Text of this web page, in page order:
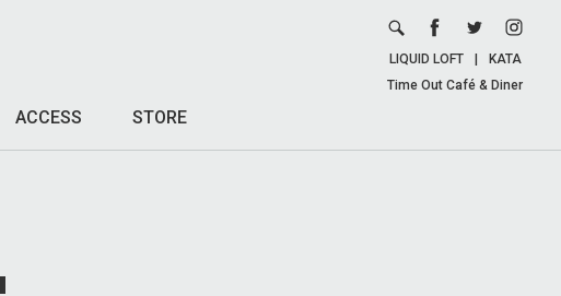
ACCESS STORE
LIQUID LOFT
KATA
Time Out Café & Diner